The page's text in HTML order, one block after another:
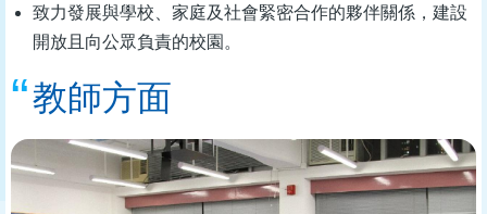
致力發展與學校、家庭及社會緊密合作的夥伴關係，建設
開放且向公眾負責的校園。
教師方面